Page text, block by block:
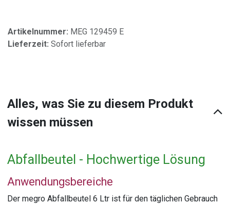
Artikelnummer: MEG 129459 E
Lieferzeit: Sofort lieferbar
Alles, was Sie zu diesem Produkt
wissen müssen
Abfallbeutel - Hochwertige Lösung
Anwendungsbereiche
Der megro Abfallbeutel 6 Ltr ist für den täglichen Gebrauch